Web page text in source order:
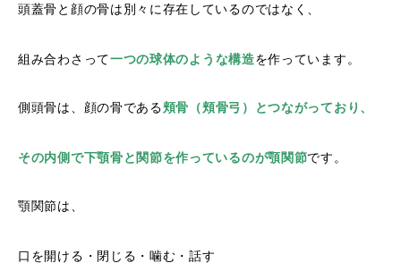
頭蓋骨と顔の骨は別々に存在しているのではなく、
組み合わさって一つの球体のような構造を作っています。
側頭骨は、顔の骨である頬骨（頬骨弓）とつながっており、
その内側で下顎骨と関節を作っているのが顎関節です。
顎関節は、
口を開ける・閉じる・噛む・話す